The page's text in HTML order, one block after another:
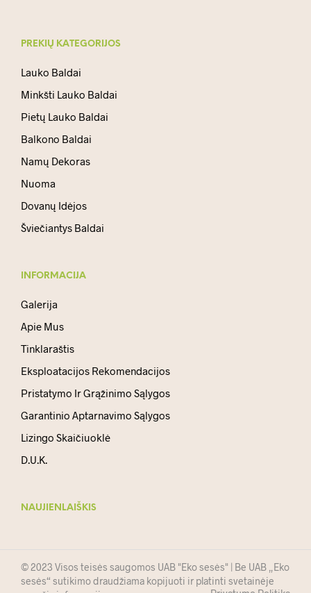
PREKIŲ KATEGORIJOS
Lauko Baldai
Minkšti Lauko Baldai
Pietų Lauko Baldai
Balkono Baldai
Namų Dekoras
Nuoma
Dovanų Idėjos
Šviečiantys Baldai
INFORMACIJA
Galerija
Apie Mus
Tinklaraštis
Eksploatacijos Rekomendacijos
Pristatymo Ir Grąžinimo Sąlygos
Garantinio Aptarnavimo Sąlygos
Lizingo Skaičiuoklė
D.U.K.
NAUJIENLAIŠKIS
© 2023 Visos teisės saugomos UAB "Eko sesės" | Be UAB „Eko
sesės“ sutikimo draudžiama kopijuoti ir platinti svetainėje